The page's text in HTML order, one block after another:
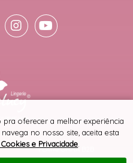
PLATAFORMA B2B
RESERVADOSoferecer a melhor experiência
no nosso site, aceita esta
e Privacidade